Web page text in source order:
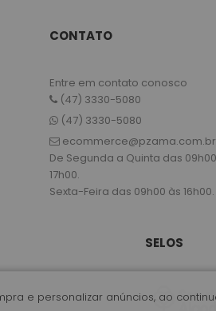
e personalizar anúncios, ao
CONTATO
Entre em contato conosco
(47) 3330-5080
(47) 3330-5080
ecommerce@pzama.com.br
De Segunda a Quinta das
17h00.
Sexta-Feira das 09h00 às 16h00.
SELOS